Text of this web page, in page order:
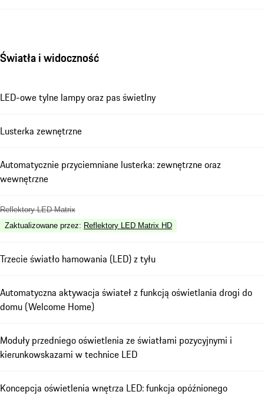
Światła i widoczność
LED-owe tylne lampy oraz pas świetlny
Lusterka zewnętrzne
Automatycznie przyciemniane lusterka: zewnętrzne oraz
wewnętrzne
Reflektory LED Matrix
Zaktualizowane przez: Reflektory LED Matrix HD
Trzecie światło hamowania (LED) z tyłu
Automatyczna aktywacja świateł z funkcją oświetlania drogi do
domu (Welcome Home)
Moduły przedniego oświetlenia ze światłami pozycyjnymi i
kierunkowskazami w technice LED
Koncepcja oświetlenia wnętrza LED: funkcja opóźnionego